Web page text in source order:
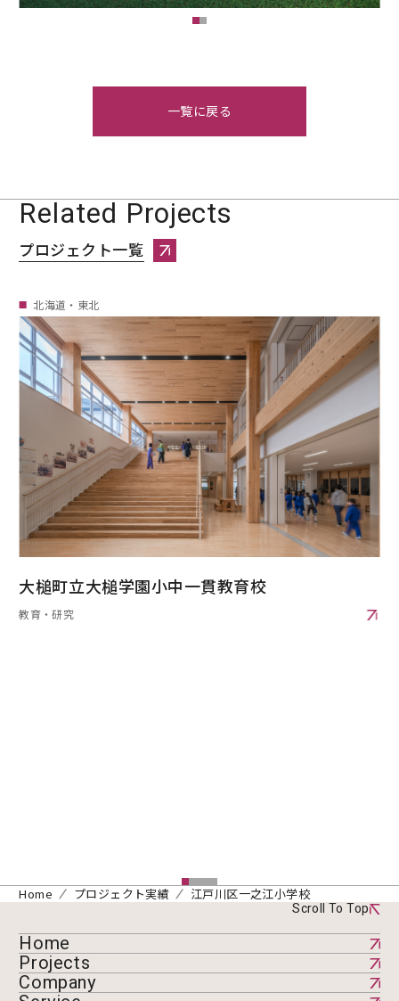
一覧に戻る
Related Projects
プロジェクト一覧
プロジェクト一覧へページ遷移します。
北海道・東北
大槌町立大槌学園小中一貫教育校
教育・研究
Home プロジェクト実績 江戸川区一之江小学校
Scroll To Top
Home
Projects
Company